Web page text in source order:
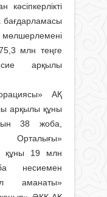
бағдарламасы
млн теңге
арқылы
АҚ
арқылы құны
38 жоба,
Орталығы»
құны 19 млн
несиемен
аманаты»